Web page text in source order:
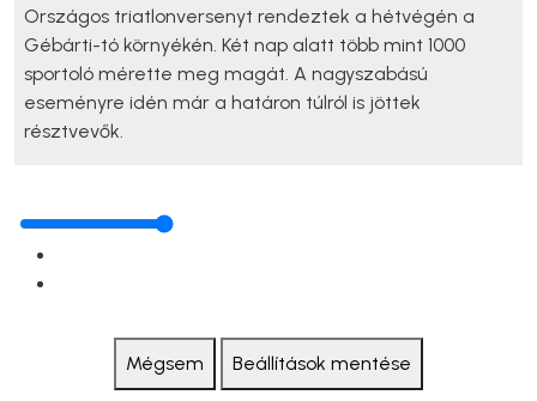
Országos triatlonversenyt rendeztek a hétvégén a
Gébárti-tó környékén. Két nap alatt több mint 1000
sportoló mérette meg magát. A nagyszabású
eseményre idén már a határon túlról is jöttek
résztvevők.
Mégsem Beállítások mentése